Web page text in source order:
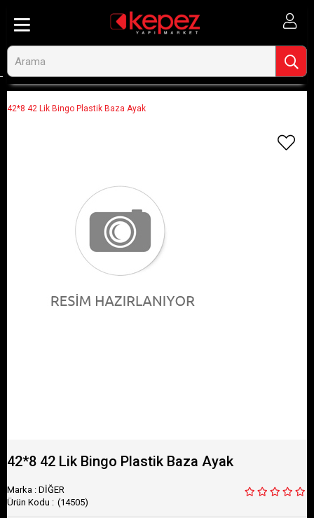
42*8 42 Lik Bingo Plastik Baza Ayak
42*8 42 Lik Bingo Plastik Baza Ayak
Marka : DİĞER
(14505)